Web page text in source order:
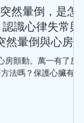
毒、肺炎衣原體、幽
千萬不要小看冠心
年人的常見病和多發
階段的人，在日常生
況，要及時就醫呢？
，出現胸骨後疼痛或
樣疼痛，並向
然暈倒，是怎
識心律失常與
暈倒與心房顫
房顫動。萬一有了房
法嗎？保護心臟有什